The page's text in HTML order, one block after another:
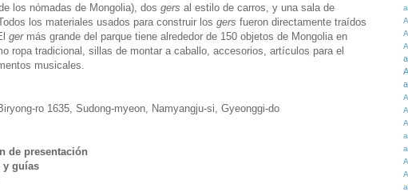
los nómadas de Mongolia), dos gers al estilo de carros, y una sala de
los materiales usados para construir los gers fueron directamente traídos
ger más grande del parque tiene alrededor de 150 objetos de Mongolia en
ropa tradicional, sillas de montar a caballo, accesorios, artículos para el
musicales.
ro 1635, Sudong-myeon, Namyangju-si, Gyeonggi-do
de presentación
y guías